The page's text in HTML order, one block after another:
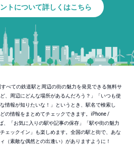
トについて詳しくはこちら
べての鉄道駅と周辺の街の魅力を発見できる無料サ
、周辺にどんな場所があるんだろう？」「いつも使
情報が知りたいな！」というとき、駅名で検索し
の情報をまとめてチェックできます。iPhone /
、「お気に入りの駅や記事の保存」「駅や街の魅力
ェックイン」も楽しめます。全国の駅と街で、あな
（素敵な偶然との出逢い）がありますように！